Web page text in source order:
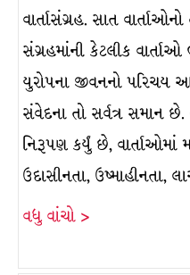
વાર્તાસંગ્રહ. સાત
સંગ્રહમાંની કેટલીક
યુરોપના જીવનનો પરિચય
સંવેદના તો સર્વત્ર સમાન
નિરૂપણ કર્યું છે, વાર્તાઓમાં
ઉદાસીનતા, ઉષ્માહીનતા,
વધુ વાંચો >